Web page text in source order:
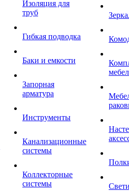
Изоляция для
труб
Гибкая подводка
Баки и емкости
Запорная
арматура
Инструменты
Канализационные
системы
Коллекторные
системы